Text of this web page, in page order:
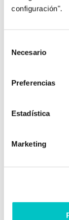
configuración".
Necesario
Preferencias
Estadística
Marketing
mejora
Un
solitario.
mañana.
puede
como